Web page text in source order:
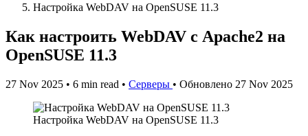
Настройка WebDAV на OpenSUSE 11.3
Как настроить WebDAV с Apache2 на
OpenSUSE 11.3
27 Nov 2025 • 6 min read • Серверы • Обновлено 27 Nov 2025
Настройка WebDAV на OpenSUSE 11.3